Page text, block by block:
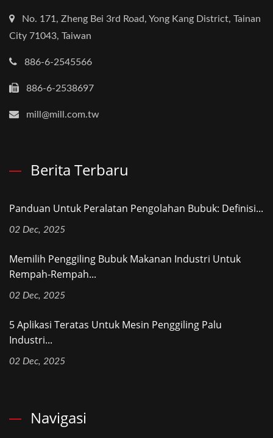
No. 171, Zheng Bei 3rd Road, Yong Kang District, Tainan
City 71043, Taiwan
886-6-2545566
886-6-2538697
mill@mill.com.tw
Berita Terbaru
Panduan Untuk Peralatan Pengolahan Bubuk: Definisi...
02 Dec, 2025
Memilih Penggiling Bubuk Makanan Industri Untuk
Rempah-Rempah...
02 Dec, 2025
5 Aplikasi Teratas Untuk Mesin Penggiling Palu
Industri...
02 Dec, 2025
Navigasi